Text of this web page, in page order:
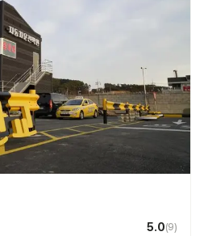
5.0(9)